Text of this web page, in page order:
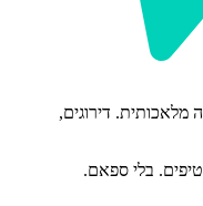
מלאכותית. דירוגים,